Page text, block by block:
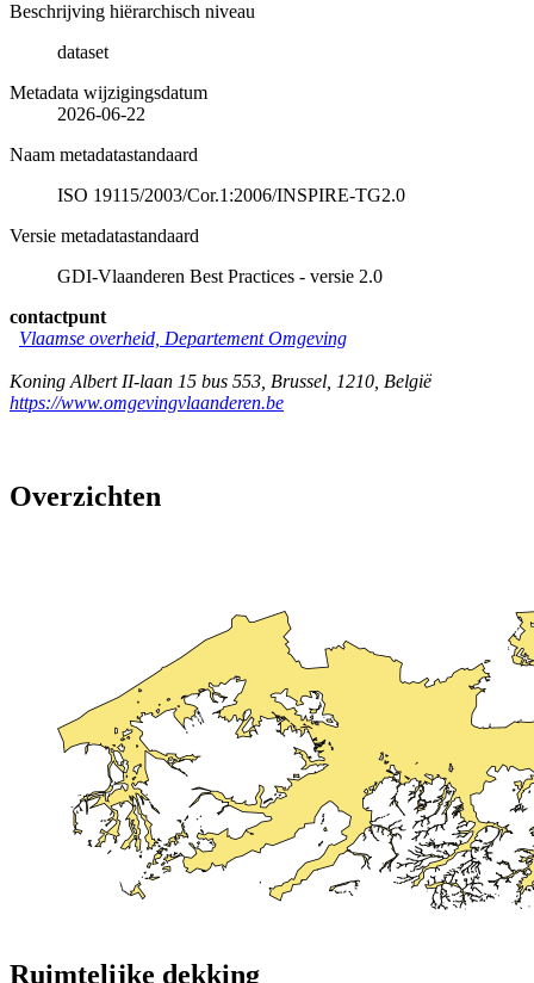
Beschrijving hiërarchisch niveau
dataset
Metadata wijzigingsdatum
2026-06-22
Naam metadatastandaard
ISO 19115/2003/Cor.1:2006/INSPIRE-TG2.0
Versie metadatastandaard
GDI-Vlaanderen Best Practices - versie 2.0
contactpunt
Vlaamse overheid, Departement Omgeving
Koning Albert II-laan 15 bus 553 Brussel 1210 België
https://www.omgevingvlaanderen.be
Overzichten
Ruimtelijke dekking